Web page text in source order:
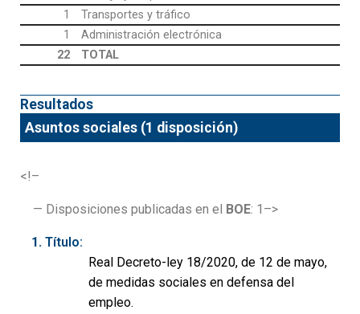
1
Transportes y tráfico
1
Administración electrónica
22
TOTAL
Resultados
Asuntos sociales (1 disposición)
<!–
— Disposiciones publicadas en el BOE: 1–>
Título:
Real Decreto-ley 18/2020, de 12 de mayo,
de medidas sociales en defensa del
empleo.